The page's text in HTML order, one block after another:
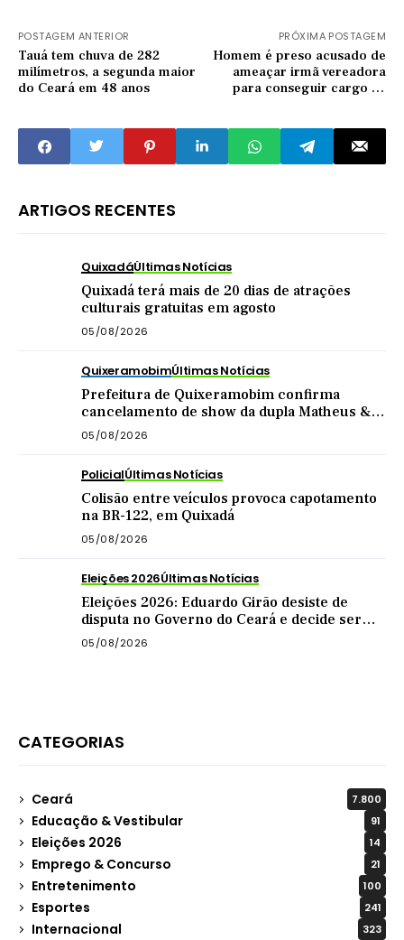
POSTAGEM ANTERIOR
Tauá tem chuva de 282
milímetros, a segunda maior
do Ceará em 48 anos
PRÓXIMA POSTAGEM
Homem é preso acusado de
ameaçar irmã vereadora
para conseguir cargo na
ARTIGOS RECENTES
QuixadáÚltimas Notícias
Quixadá terá mais de 20 dias de atrações
culturais gratuitas em agosto
05/08/2026
QuixeramobimÚltimas Notícias
Prefeitura de Quixeramobim confirma
cancelamento de show da dupla Matheus &
Kauan
05/08/2026
PolicialÚltimas Notícias
Colisão entre veículos provoca capotamento
na BR-122, em Quixadá
05/08/2026
Eleições 2026Últimas Notícias
Eleições 2026: Eduardo Girão desiste de
disputa no Governo do Ceará e decide ser
vice de Zema
05/08/2026
CATEGORIAS
Ceará 7.800
Educação & Vestibular 91
Eleições 2026 14
Emprego & Concurso 21
Entretenimento 100
Esportes 241
Internacional 323